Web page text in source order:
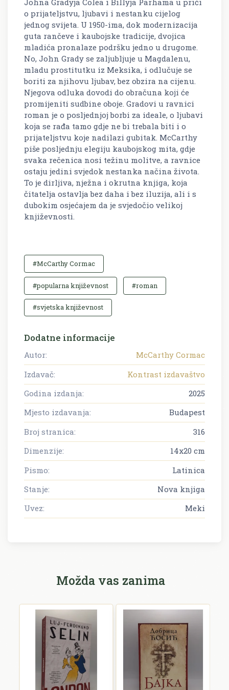
Johna Gradyja Colea i Billyja Parhama u priči
o prijateljstvu, ljubavi i nestanku cijelog
jednog svijeta. U 1950-ima, dok modernizacija
guta rančeve i kaubojske tradicije, dvojica
mladića pronalaze podršku jedno u drugome.
No, John Grady se zaljubljuje u Magdalenu,
mladu prostitutku iz Meksika, i odlučuje se
boriti za njihovu ljubav, bez obzira na cijenu.
Njegova odluka dovodi do obračuna koji će
promijeniti sudbine oboje. Gradovi u ravnici
roman je o posljednjoj borbi za ideale, o ljubavi
koja se rađa tamo gdje ne bi trebala biti i o
prijateljstvu koje nadilazi gubitak. McCarthy
piše posljednju elegiju kaubojskog mita, gdje
svaka rečenica nosi težinu molitve, a ravnice
ostaju jedini svjedok nestanka načina života.
To je dirljiva, nježna i okrutna knjiga, koja
čitatelja ostavlja bez daha i bez iluzija, ali i s
dubokim osjećajem da je svjedočio velikoj
književnosti.
#McCarthy Cormac
#popularna književnost #roman
#svjetska književnost
Dodatne informacije
Autor:
McCarthy Cormac
Izdavač:
Kontrast izdavaštvo
Godina izdanja:
2025
Mjesto izdavanja:
Budapest
Broj stranica:
316
Dimenzije:
14x20 cm
Pismo:
Latinica
Stanje:
Nova knjiga
Uvez:
Meki
Možda vas zanima